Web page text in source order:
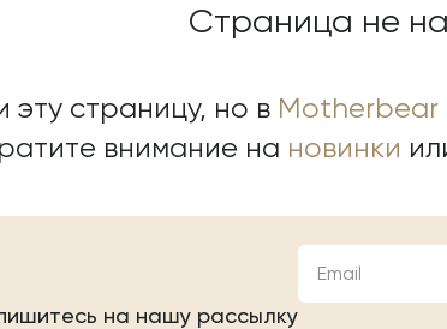
Страница не
страницу, но в Motherbear
внимание на новинки
на нашу рассылку
Email